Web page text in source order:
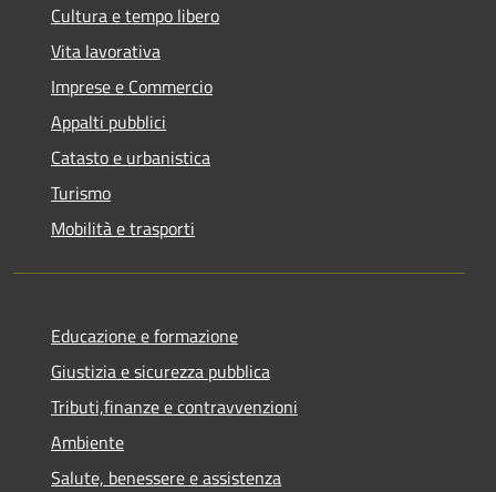
Cultura e tempo libero
Vita lavorativa
Imprese e Commercio
Appalti pubblici
Catasto e urbanistica
Turismo
Mobilità e trasporti
Educazione e formazione
Giustizia e sicurezza pubblica
Tributi,finanze e contravvenzioni
Ambiente
Salute, benessere e assistenza